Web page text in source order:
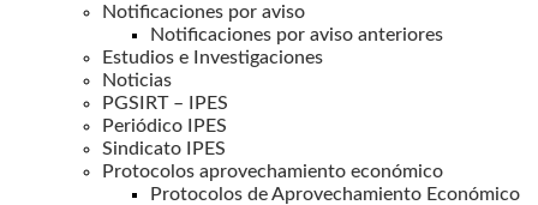
Notificaciones por aviso
Notificaciones por aviso anteriores
Estudios e Investigaciones
Noticias
PGSIRT – IPES
Periódico IPES
Sindicato IPES
Protocolos aprovechamiento económico
Protocolos de Aprovechamiento Económico